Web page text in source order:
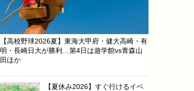
【高校野球2026夏】東海大甲府・健大高崎・有
明・長崎日大が勝利…第4日は遊学館vs青森山
田ほか
【夏休み2026】すぐ行けるイベ